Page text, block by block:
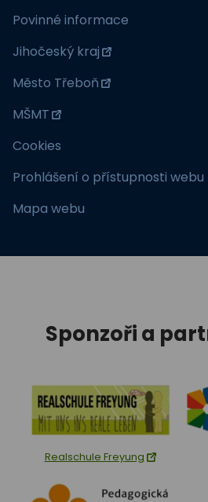
Povinné informace
Jihočeský kraj
Město Třeboň
MŠMT
Cookies
Prohlášení o přístupnosti webu
Mapa webu
Sponzoři a
Realschule Freyung